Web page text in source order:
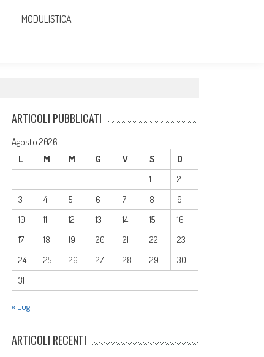
MODULISTICA
ARTICOLI PUBBLICATI
Agosto 2026
L
M M G V S
D
1
2
3
4 5 6 7 8
9
10
11 12 13 14 15
16
17
18 19 20 21 22
23
24
25 26 27 28 29
30
31
« Lug
ARTICOLI RECENTI